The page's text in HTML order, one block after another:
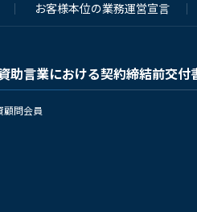
お客様本位の業務運営宣言
助言業における契約締結前交付
顧問会員